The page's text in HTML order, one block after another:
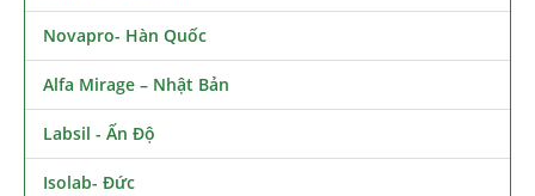
Novapro- Hàn Quốc
Alfa Mirage – Nhật Bản
Labsil - Ấn Độ
Isolab- Đức